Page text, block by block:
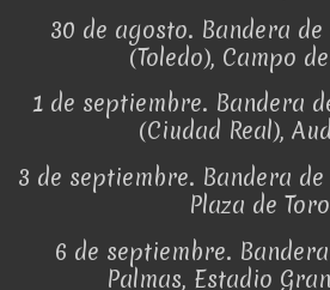
30 de agosto. Bandera
(Toledo), Campo
1 de septiembre. Bandera
(Ciudad Real),
3 de septiembre. Bandera
Plaza de
6 de septiembre.
Palmas, Estadio